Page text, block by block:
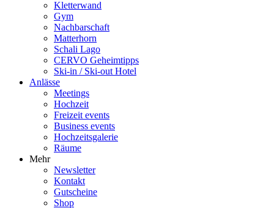
Kletterwand
Gym
Nachbarschaft
Matterhorn
Schali Lago
CERVO Geheimtipps
Ski-in / Ski-out Hotel
Anlässe
Meetings
Hochzeit
Freizeit events
Business events
Hochzeitsgalerie
Räume
Mehr
Newsletter
Kontakt
Gutscheine
Shop